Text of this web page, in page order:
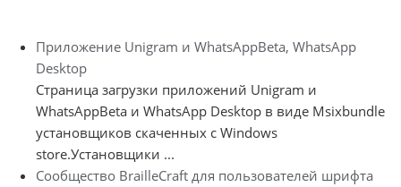
Приложение Unigram и WhatsAppBeta, WhatsApp
Desktop
Страница загрузки приложений Unigram и
WhatsAppBeta и WhatsApp Desktop в виде Msixbundle
установщиков скаченных с Windows
store.Установщики ...
Сообщество BrailleCraft для пользователей шрифта